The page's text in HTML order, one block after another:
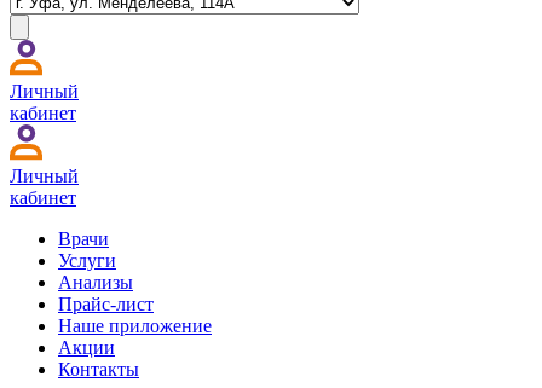
Личный
кабинет
Личный
кабинет
Врачи
Услуги
Анализы
Прайс-лист
Наше приложение
Акции
Контакты